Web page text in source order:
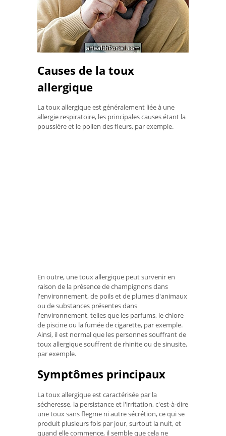
Causes de la toux
allergique
La toux allergique est généralement liée à une
allergie respiratoire, les principales causes étant la
poussière et le pollen des fleurs, par exemple.
En outre, une toux allergique peut survenir en
raison de la présence de champignons dans
l'environnement, de poils et de plumes d'animaux
ou de substances présentes dans
l'environnement, telles que les parfums, le chlore
de piscine ou la fumée de cigarette, par exemple.
Ainsi, il est normal que les personnes souffrant de
toux allergique souffrent de rhinite ou de sinusite,
par exemple.
Symptômes principaux
La toux allergique est caractérisée par la
sécheresse, la persistance et l'irritation, c'est-à-dire
une toux sans flegme ni autre sécrétion, ce qui se
produit plusieurs fois par jour, surtout la nuit, et
quand elle commence, il semble que cela ne